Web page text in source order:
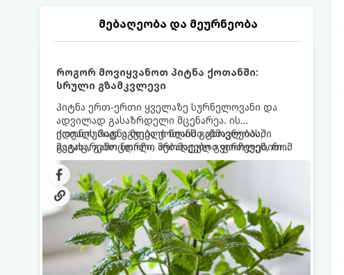
მებაღეობა და მეურნეობა
როგორ მოვიყვანოთ პიტნა ქოთანში:
სრული გზამკვლევი
პიტნა ერთ-ერთი ყველაზე სურნელოვანი და
ადვილად გასაზრდელი მცენარეა. ის
იდეალურად ეგუება ქოთანში ცხოვრებას,
მეტიც, გამოცდილი მებაღეები გვირჩევენ, რომ
პიტნა მხოლოდ ქოთანში მოვიყვანოთ, რადგან
ღია გრუნტში (ბაღში) დარგვისას ის ფესვებით
ძალიან სწრაფად ვრცელდება და სხვა
მცენარეებს ავიწროებს.
ქოთნის პიტნა მთელი წლის განმავლობაში
გაგახარებთ ნორჩი, არომატული ფოთლებით
ჩაის, ლიმონათისა თუ კერძებისთვის.